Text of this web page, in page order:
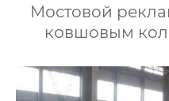
Мостовой
ковшовым